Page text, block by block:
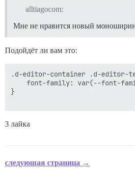
alltiagocom:
Мне не нравится новый
Подойдёт ли вам это:
.d-editor-container .d-editor-
font-family: var(--font-
}
3 лайка
следующая страница →